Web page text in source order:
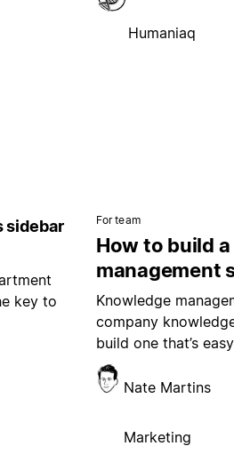
Humaniaq
sidebar
key to
For team
How to build
management
Knowledge
company
build one that’s
Nate Martins
Marketing